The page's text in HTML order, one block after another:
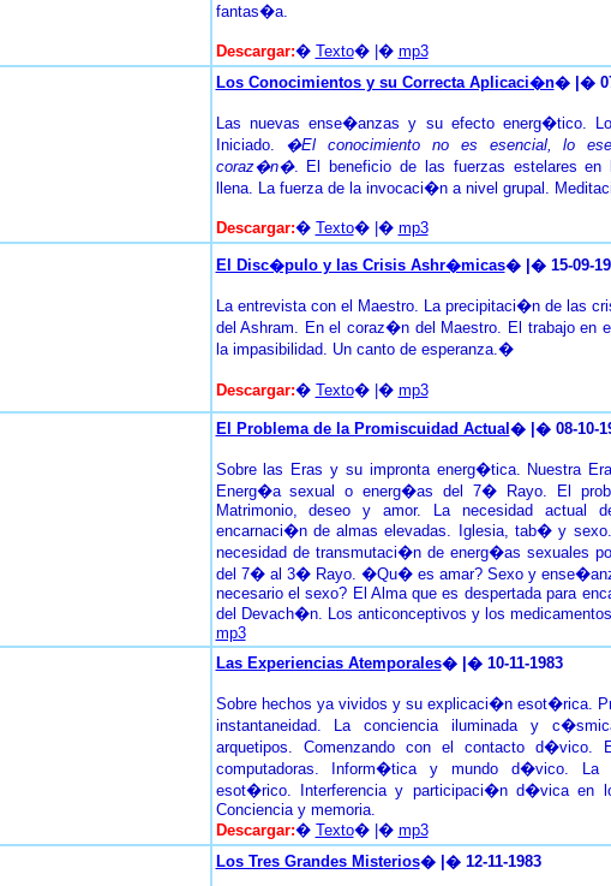
fantas�a.
Descargar:� Texto� |� mp3
Los Conocimientos y su Correcta Aplicaci�n� |�
Las nuevas ense�anzas y su efecto energ�tico.
Iniciado. �El conocimiento no es esencial, lo
coraz�n�. El beneficio de las fuerzas estelares en
llena. La fuerza de la invocaci�n a nivel grupal.
Descargar:� Texto� |� mp3
El Disc�pulo y las Crisis Ashr�micas� |� 15-09-
La entrevista con el Maestro. La precipitaci�n de las
del Ashram. En el coraz�n del Maestro. El trabajo en
la impasibilidad. Un canto de esperanza.�
Descargar:� Texto� |� mp3
El Problema de la Promiscuidad Actual � |� 08-10-
Sobre las Eras y su impronta energ�tica. Nuestra
Energ�a sexual o energ�as del 7� Rayo. El
Matrimonio, deseo y amor. La necesidad actual
encarnaci�n de almas elevadas. Iglesia, tab� y
necesidad de transmutaci�n de energ�as sexuales
del 7� al 3� Rayo. �Qu� es amar? Sexo y
necesario el sexo? El Alma que es despertada para
del Devach�n. Los anticonceptivos y los
mp3
Las Experiencias Atemporales� |� 10-11-1983
Sobre hechos ya vividos y su explicaci�n esot�rica.
instantaneidad. La conciencia iluminada y
arquetipos. Comenzando con el contacto d�vico.
computadoras. Inform�tica y mundo d�vico.
esot�rico. Interferencia y participaci�n d�vica en
Conciencia y memoria.
Descargar:� Texto� |� mp3
Los Tres Grandes Misterios� |� 12-11-1983